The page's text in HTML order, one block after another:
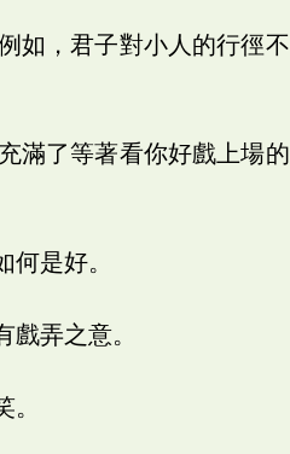
如，君子對小人的行徑不
滿了等著看你好戲上場的
是好。
弄之意。